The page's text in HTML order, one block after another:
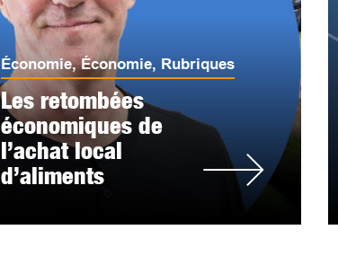
Économie,Économie, Rubriques
Les retombées
économiques de
l’achat local
d’aliments